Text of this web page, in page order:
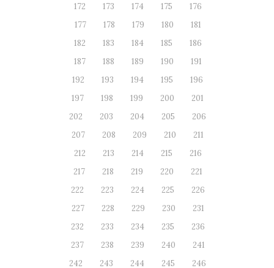
172
173 174 175
176
177
178 179 180
181
182
183 184 185
186
187
188 189 190
191
192
193 194 195
196
197
198 199 200
201
202
203 204 205
206
207
208 209 210
211
212
213 214 215
216
217
218 219 220
221
222
223 224 225
226
227
228 229 230
231
232
233 234 235
236
237
238 239 240
241
242
243 244 245
246